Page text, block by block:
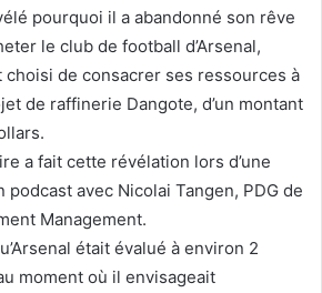
pourquoi il a abandonné son rêve
le club de football d’Arsenal,
choisi de consacrer ses ressources à
de raffinerie Dangote, d’un montant
a fait cette révélation lors d’une
avec Nicolai Tangen, PDG de
Management.
était évalué à environ 2
moment où il envisageait